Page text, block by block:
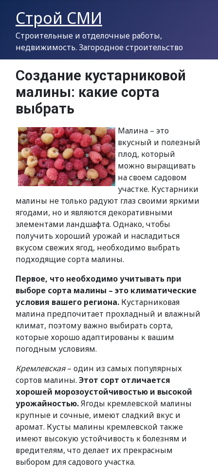
Строй СМИ
Строительные и отделочные работы,
недвижимость. Загородное строительство
Создание кустарниковой
малины: какие сорта
выбрать
Малина – это
вкусный и полезный
плод, который
можно выращивать
на своем садовом
участке. Кустарники
малины не только радуют глаз своими яркими
ягодами, но и являются декоративными
элементами ландшафта. Однако, чтобы
получить хороший урожай и насладиться
вкусом свежих ягод, необходимо выбрать
подходящие сорта малины.
Первое, что необходимо учитывать при
выборе сорта малины – это климатические
условия вашего региона. Кустарниковая
малина предпочитает прохладный и влажный
климат, поэтому важно выбирать сорта,
которые хорошо адаптированы к вашим
погодным условиям.
Кремлевская– один из самых популярных
сортов малины. Этот сорт отличается
хорошей морозоустойчивостью и высокой
урожайностью.Ягоды кремлевской малины
крупные и сочные, имеют сладкий вкус и
аромат. Кусты малины кремлевской также
имеют высокую устойчивость к болезням и
вредителям, что делает их прекрасным
выбором для садового участка.